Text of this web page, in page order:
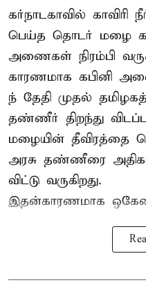
கர்நாடகாவில் காவிரி
பெய்த தொடர் மழை
அணைகள் நிரம்பி
காரணமாக கபினி
ந் தேதி முதல்
தண்ணீர் திறந்து
மழையின் தீவிரத்தை
அரசு தண்ணீரை
விட்டு வருகிறது.
இதன்காரணமாக